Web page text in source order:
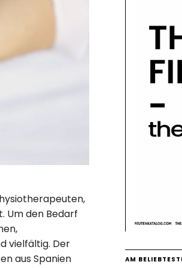
Um den Bedarf
vielfältig. Der
aus Spanien
AM